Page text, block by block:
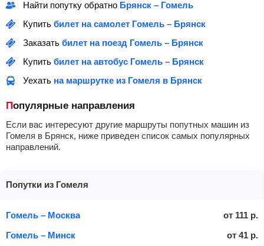
Найти попутку обратно Брянск – Гомель
Купить билет на самолет Гомель – Брянск
Заказать билет на поезд Гомель – Брянск
Купить билет на автобус Гомель – Брянск
Уехать на маршрутке из Гомеля в Брянск
Популярные направления
Если вас интересуют другие маршруты попутных машин из
Гомеля в Брянск, ниже приведен список самых популярных
направлений.
Попутки из Гомеля
Гомель – Москва от 111 р.
Гомель – Минск
от 41 р.